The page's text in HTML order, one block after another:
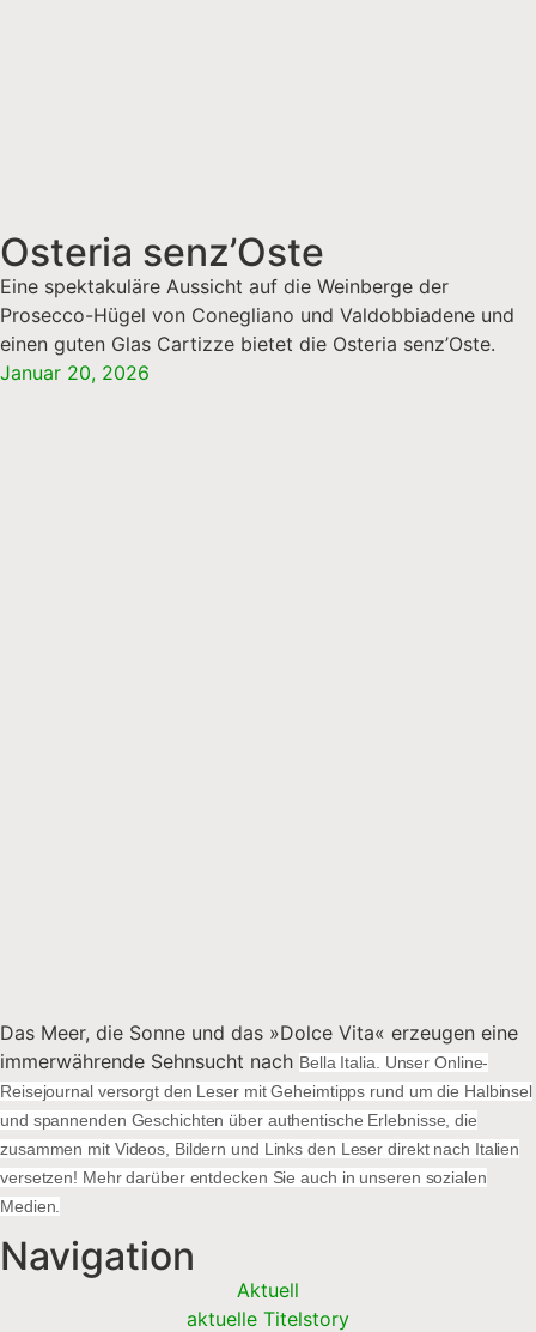
Osteria senz’Oste
Eine spektakuläre Aussicht auf die Weinberge der
Prosecco-Hügel von Conegliano und Valdobbiadene und
einen guten Glas Cartizze bietet die Osteria senz’Oste.
Januar 20, 2026
Das Meer, die Sonne und das »Dolce Vita« erzeugen eine
immerwährende Sehnsucht nach Bella Italia. Unser Online-
Reisejournal versorgt den Leser mit Geheimtipps rund um die Halbinsel
und spannenden Geschichten über authentische Erlebnisse, die
zusammen mit Videos, Bildern und Links den Leser direkt nach Italien
versetzen! Mehr darüber entdecken Sie auch in unseren sozialen
Medien.
Navigation
Aktuell
aktuelle Titelstory